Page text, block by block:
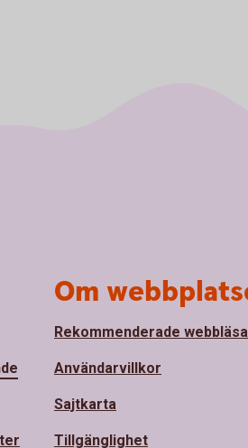
Om
Rekommenderade
Användarvillkor
Sajtkarta
Tillgänglighet